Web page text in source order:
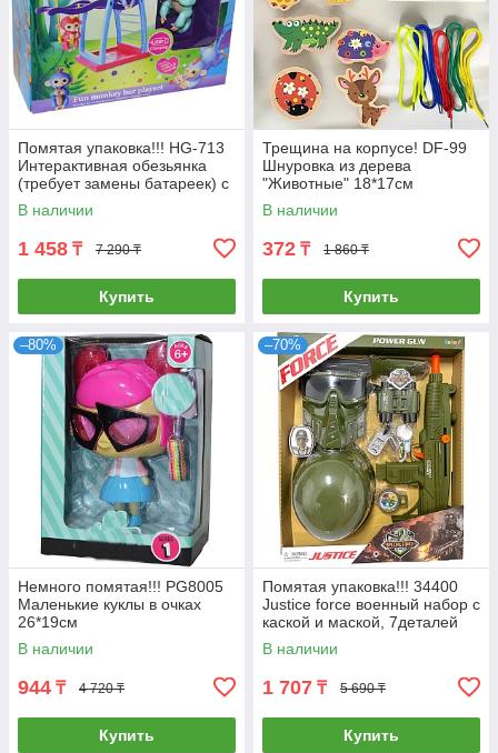
Помятая упаковка!!! HG-713
Интерактивная обезьянка
(требует замены батареек) с
площадкой для игры 24*31
В наличии
1 458 ₸ 7 290 ₸
Купить
Трещина на корпусе! DF-99
Шнуровка из дерева
"Животные" 18*17см
В наличии
372 ₸ 1 860 ₸
Купить
–80%
Немного помятая!!! PG8005
Маленькие куклы в очках
26*19см
В наличии
944 ₸ 4 720 ₸
Купить
–70%
Помятая упаковка!!! 34400
Justice force военный набор с
каской и маской, 7деталей
47*38см
В наличии
1 707 ₸ 5 690 ₸
Купить